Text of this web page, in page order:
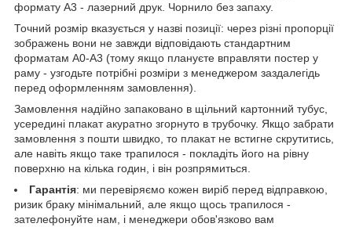
формату А3 - лазерний друк. Чорнило без запаху.
Точний розмір вказується у назві позиції: через різні пропорції
зображень вони не завжди відповідають стандартним
форматам А0-А3 (тому якщо плануєте вправляти постер у
раму - узгодьте потрібні розміри з менеджером заздалегідь
перед оформленням замовлення).
Замовлення надійно запаковано в щільний картонний тубус,
усередині плакат акуратно згорнуто в трубочку. Якщо забрати
замовлення з пошти швидко, то плакат не встигне скрутитись,
але навіть якщо таке трапилося - покладіть його на рівну
поверхню на кілька годин, і він розпрямиться.
Гарантія: ми перевіряємо кожен виріб перед відправкою,
ризик браку мінімальний, але якщо щось трапилося -
зателефонуйте нам, і менеджери обов'язково вам